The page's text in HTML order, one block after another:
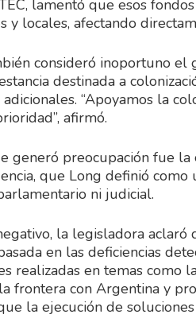
lamentó que esos
y locales, afectando
consideró inoportuno
destinada a
“Apoyamos la
afirmó.
generó preocupación fue
que Long definió como
ni judicial.
la legisladora aclaró
en las deficiencias
realizadas en temas como
frontera con Argentina y
la ejecución de